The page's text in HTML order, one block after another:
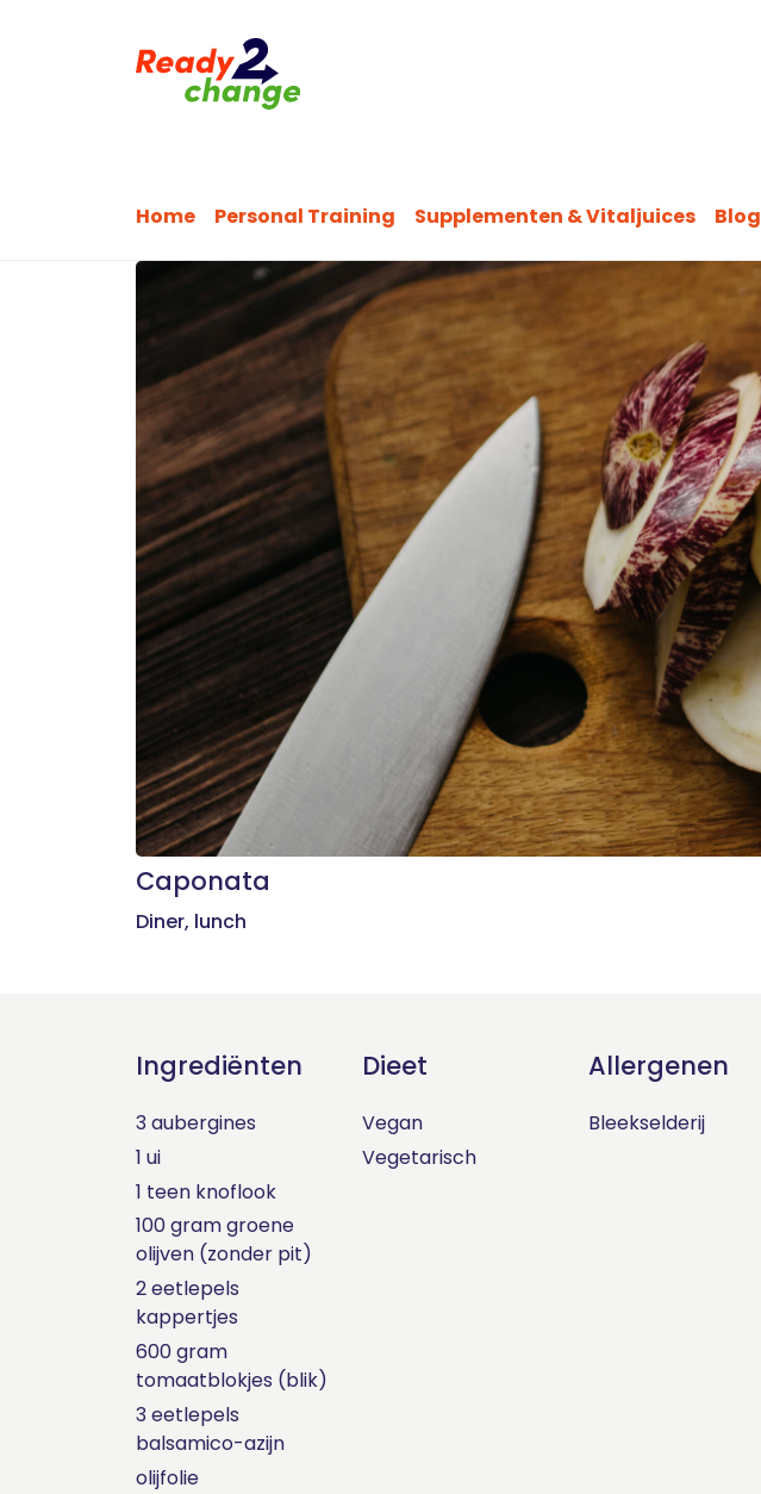
Home Personal Training Supplementen & Vitaljuices Blog
Caponata
Diner, lunch
Ingrediënten
3 aubergines
1 ui
1 teen knoflook
100 gram groene
olijven (zonder pit)
2 eetlepels
kappertjes
600 gram
tomaatblokjes (blik)
3 eetlepels
balsamico-azijn
olijfolie
Dieet
Vegan
Vegetarisch
Allergenen
Bleekselderij